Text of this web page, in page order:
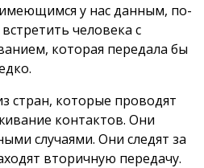
у нас данным, по-
человека с
которая передала бы
стран, которые проводят
контактов. Они
случаями. Они следят за
вторичную передачу.